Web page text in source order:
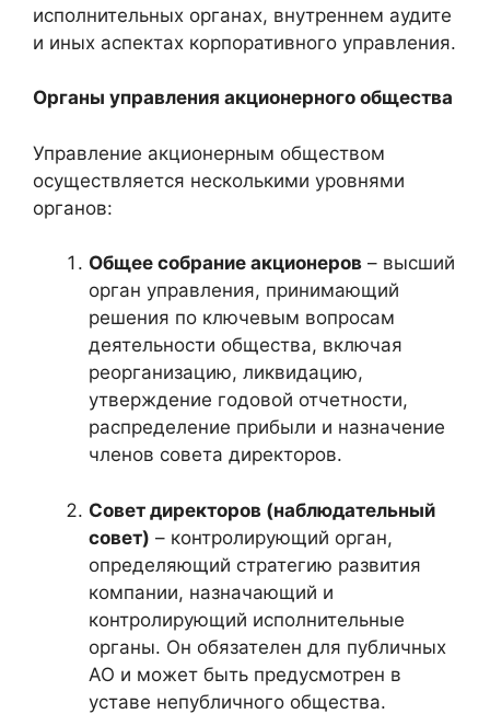
исполнительных органах, внутреннем аудите
и иных аспектах корпоративного управления.
Органы управления акционерного общества
Управление акционерным обществом
осуществляется несколькими уровнями
органов:
Общее собрание акционеров – высший
орган управления, принимающий
решения по ключевым вопросам
деятельности общества, включая
реорганизацию, ликвидацию,
утверждение годовой отчетности,
распределение прибыли и назначение
членов совета директоров.
Совет директоров (наблюдательный
совет) – контролирующий орган,
определяющий стратегию развития
компании, назначающий и
контролирующий исполнительные
органы. Он обязателен для публичных
АО и может быть предусмотрен в
уставе непубличного общества.